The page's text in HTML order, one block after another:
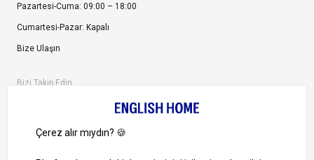
Pazartesi-Cuma: 09:00 – 18:00
Cumartesi-Pazar: Kapalı
Bize Ulaşın
Bizi Takip Edin